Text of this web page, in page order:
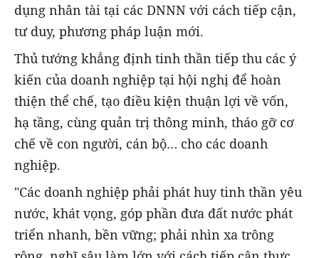
dụng nhân tài tại các DNNN với cách tiếp cận,
tư duy, phương pháp luận mới.
Thủ tướng khẳng định tinh thần tiếp thu các ý
kiến của doanh nghiệp tại hội nghị để hoàn
thiện thể chế, tạo điều kiện thuận lợi về vốn,
hạ tầng, cùng quản trị thông minh, tháo gỡ cơ
chế về con người, cán bộ… cho các doanh
nghiệp.
"Các doanh nghiệp phải phát huy tinh thần yêu
nước, khát vọng, góp phần đưa đất nước phát
triển nhanh, bền vững; phải nhìn xa trông